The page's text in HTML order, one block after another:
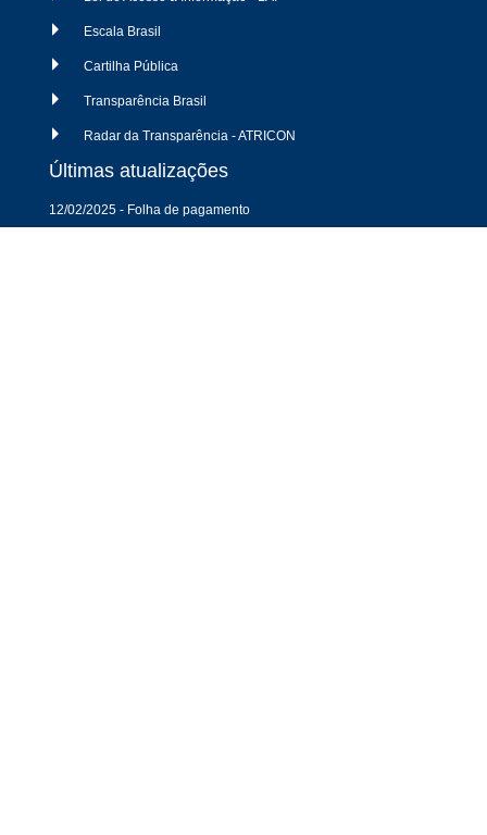
Escala Brasil
Cartilha Pública
Transparência Brasil
Radar da Transparência - ATRICON
Últimas atualizações
12/02/2025 - Folha de pagamento